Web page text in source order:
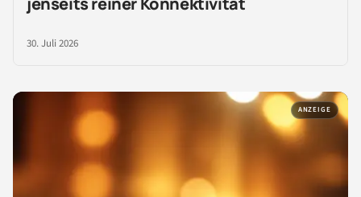
30. Juli 2026
ANZEIGE